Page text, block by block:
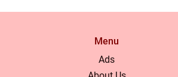
Menu
Ads